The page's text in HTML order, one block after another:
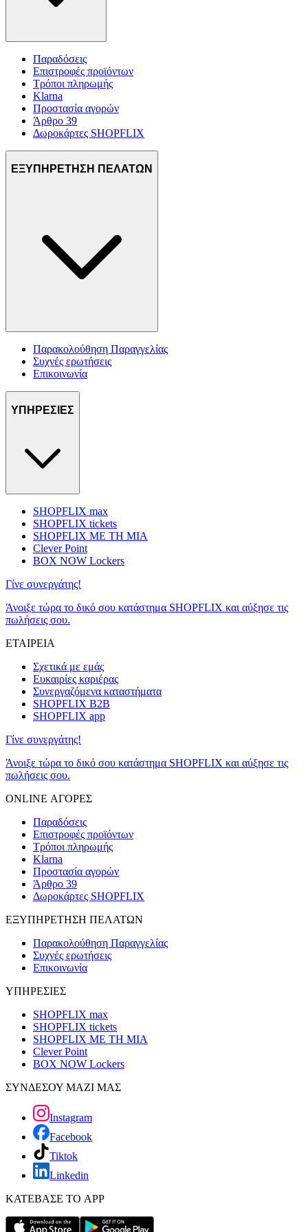
Παραδόσεις
Επιστροφές προϊόντων
Τρόποι πληρωμής
Klarna
Προστασία αγορών
Άρθρο 39
Δωροκάρτες SHOPFLIX
ΕΞΥΠΗΡΕΤΗΣΗ ΠΕΛΑΤΩΝ
Παρακολούθηση Παραγγελίας
Συχνές ερωτήσεις
Επικοινωνία
ΥΠΗΡΕΣΙΕΣ
SHOPFLIX max
SHOPFLIX tickets
SHOPFLIX ΜΕ ΤΗ ΜΙΑ
Clever Point
BOX NOW Lockers
Γίνε συνεργάτης!
Άνοιξε τώρα το δικό σου κατάστημα SHOPFLIX και αύξησε τις
πωλήσεις σου.
ΕΤΑΙΡΕΙΑ
Σχετικά με εμάς
Ευκαιρίες καριέρας
Συνεργαζόμενα καταστήματα
SHOPFLIX B2B
SHOPFLIX app
Γίνε συνεργάτης!
Άνοιξε τώρα το δικό σου κατάστημα SHOPFLIX και αύξησε τις
πωλήσεις σου.
ONLINE ΑΓΟΡΕΣ
Παραδόσεις
Επιστροφές προϊόντων
Τρόποι πληρωμής
Klarna
Προστασία αγορών
Άρθρο 39
Δωροκάρτες SHOPFLIX
ΕΞΥΠΗΡΕΤΗΣΗ ΠΕΛΑΤΩΝ
Παρακολούθηση Παραγγελίας
Συχνές ερωτήσεις
Επικοινωνία
ΥΠΗΡΕΣΙΕΣ
SHOPFLIX max
SHOPFLIX tickets
SHOPFLIX ΜΕ ΤΗ ΜΙΑ
Clever Point
BOX NOW Lockers
ΣΥΝΔΕΣΟΥ ΜΑΖΙ ΜΑΣ
Instagram
Facebook
Tiktok
Linkedin
ΚΑΤΕΒΑΣΕ ΤΟ APP